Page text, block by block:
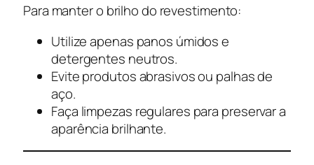
Para manter o brilho do revestimento:
Utilize apenas panos úmidos e
detergentes neutros.
Evite produtos abrasivos ou palhas de
aço.
Faça limpezas regulares para preservar a
aparência brilhante.